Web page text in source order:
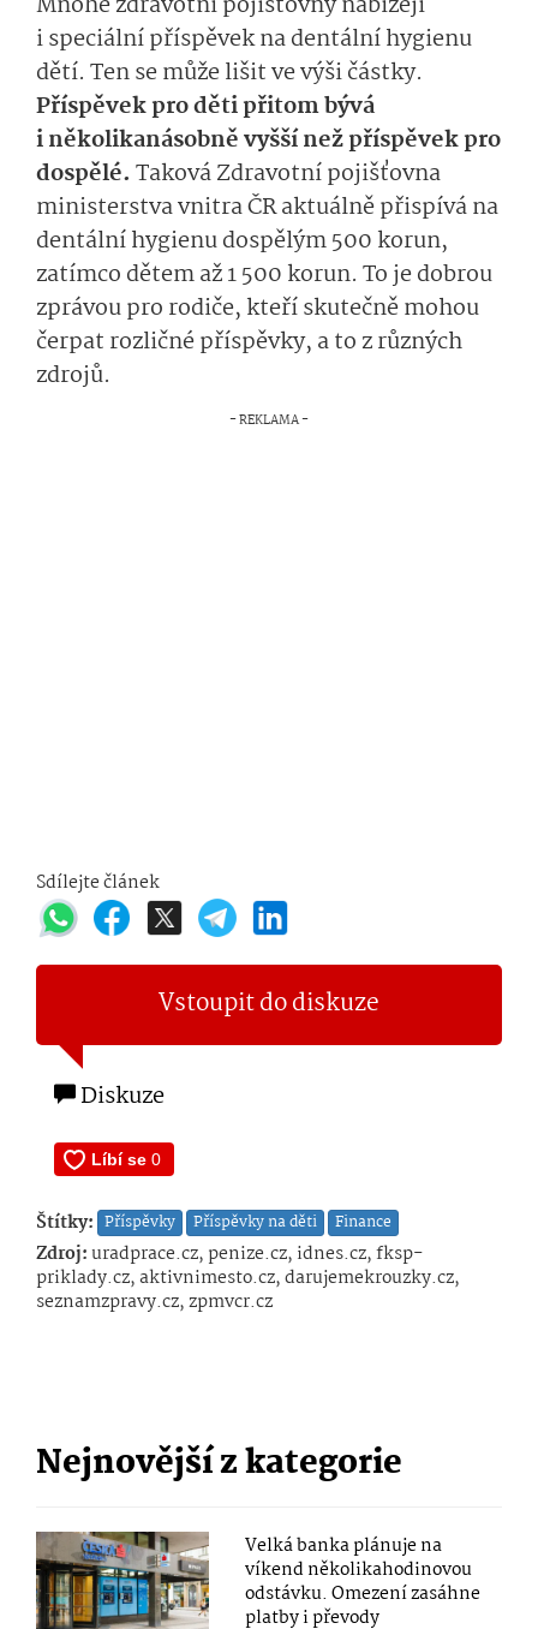
i speciální příspěvek na dentální hygienu
dětí. Ten se může lišit ve výši částky.
Příspěvek pro děti přitom bývá
i několikanásobně vyšší než příspěvek pro
dospělé. Taková Zdravotní pojišťovna
ministerstva vnitra ČR aktuálně přispívá na
dentální hygienu dospělým 500 korun,
zatímco dětem až 1 500 korun. To je dobrou
zprávou pro rodiče, kteří skutečně mohou
čerpat rozličné příspěvky, a to z různých
zdrojů.
Sdílejte článek
Vstoupit do diskuze
Diskuze
Štítky: Příspěvky Příspěvky na děti Finance
Zdroj:uradprace.cz, penize.cz, idnes.cz, fksp-
priklady.cz, aktivnimesto.cz, darujemekrouzky.cz,
seznamzpravy.cz, zpmvcr.cz
Nejnovější z kategorie
Velká banka plánuje na
víkend několikahodinovou
odstávku. Omezení zasáhne
platby i převody